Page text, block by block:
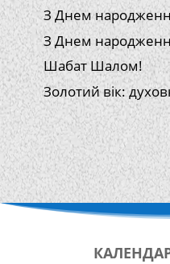
З Днем
З Днем
Шабат Шалом!
Золотий вік: